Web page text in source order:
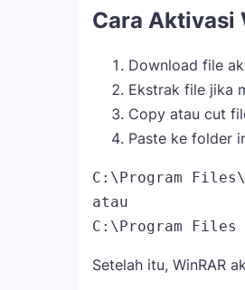
Cara Aktivasi
Download file
Ekstrak file jika
Copy atau cut
Paste ke folder
C:\Program
atau
Setelah itu, WinRAR